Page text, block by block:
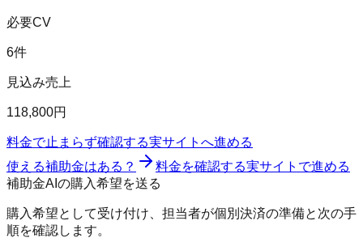
必要CV
6件
見込み売上
118,800円
料金で止まらず確認する実サイトへ進める
使える補助金はある？
料金を確認する実サイトで進める
補助金AIの購入希望を送る
購入希望として受け付け、担当者が個別決済の準備と次の手
順を確認します。